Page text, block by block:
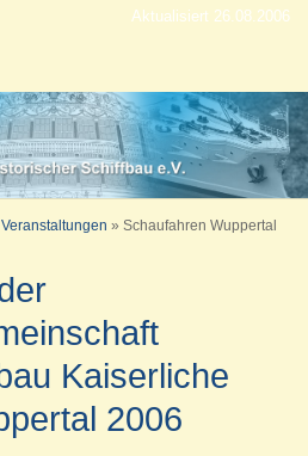
Aktualisiert 26.08.2006
» Schaufahren Wuppertal
Kaiserliche
2006